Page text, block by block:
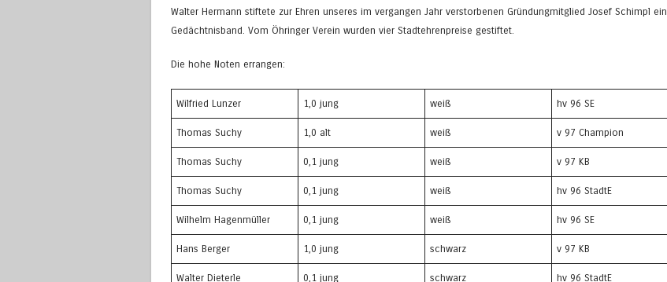
Walter Hermann stiftete zur Ehren unseres im vergangen Jahr verstorbenen Gründungmitglied Josef Schimpl ein
Gedächtnisband. Vom Öhringer Verein wurden vier Stadtehrenpreise gestiftet.
Die hohe Noten errangen:
Wilfried Lunzer 1,0 jung weiß hv 96 SE
Thomas Suchy 1,0 alt weiß v 97 Champion
Thomas Suchy 0,1 jung weiß v 97 KB
Thomas Suchy 0,1 jung weiß hv 96 StadtE
Wilhelm Hagenmüller 0,1 jung weiß hv 96 SE
Hans Berger 1,0 jung schwarz v 97 KB
Walter Dieterle 0,1 jung schwarz hv 96 StadtE